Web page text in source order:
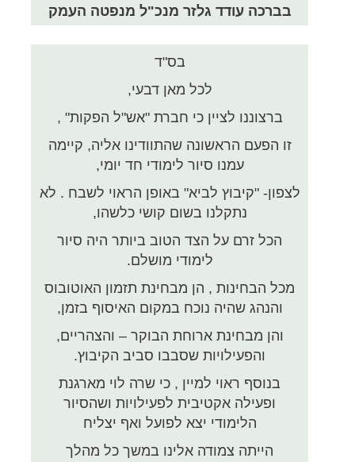
בברכה עודד גלזר מנכ"ל מנפטה העמק
בס"ד
לכל מאן דבעי,
ברצוננו לציין כי חברת "אש"ל הפקות" ,
זו הפעם הראשונה שהתוודינו אליה, קיימה
עמנו סיור לימודי חד יומי,
לצפון- "קיבוץ לביא" באופן הראוי לשבח . לא
נתקלנו בשום קושי כלשהו,
הכל זרם על הצד הטוב ביותר היה סיור
לימודי מושלם.
מכל הבחינות , הן מבחינת תזמון האוטובוס
והנהג שהיה נוכח במקום האיסוף בזמן,
והן מבחינת ארוחת הבוקר – והצהריים,
והפעילויות שסבבו סביב הקיבוץ.
בנוסף ראוי למיין , כי שרה לוי מארגנת
ופעילה אקטיבית לפעילויות ושהסיור
הלימודי יצא לפועל ואף יצליח
הייתה צמודה אלינו במשך כל מהלך